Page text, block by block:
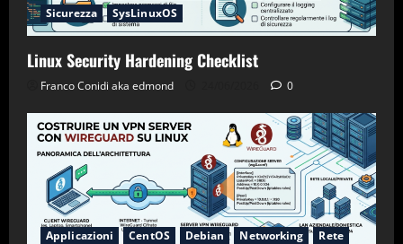
Sicurezza
SysLinuxOS
Linux Security Hardening Checklist
Franco Conidi aka edmond 0
Applicazioni CentOS Debian Networking
Rete